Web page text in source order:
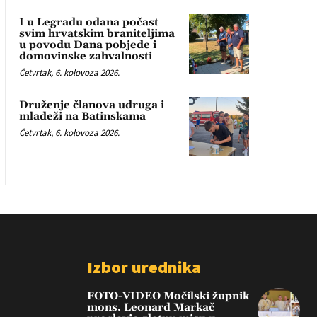
I u Legradu odana počast
svim hrvatskim braniteljima
u povodu Dana pobjede i
domovinske zahvalnosti
Četvrtak, 6. kolovoza 2026.
Druženje članova udruga i
mladeži na Batinskama
Četvrtak, 6. kolovoza 2026.
Izbor urednika
FOTO-VIDEO Močilski župnik
mons. Leonard Markač